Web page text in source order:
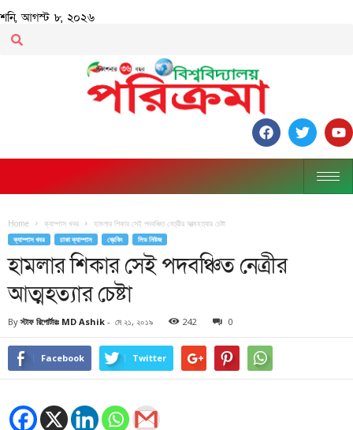
শনি, আগস্ট ৮, ২০২৬
Home ক্যাম্পাস খবর হামলার শিকার সেই পদবঞ্চিত নেত্রীর আত্মহত্যার চেষ্টা
ক্যাম্পাস খবর ঢাকা ক্যাম্পাস ব্রেকিং লিড নিউজ
হামলার শিকার সেই পদবঞ্চিত নেত্রীর
আত্মহত্যার চেষ্টা
By স্টাফ রিপোর্টারঃ MD Ashik - মে ২১, ২০১৯ 242 0
Facebook Twitter